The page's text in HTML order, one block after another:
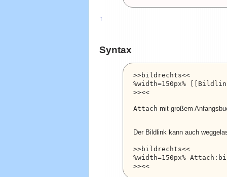
↑
Syntax
>>bildrechts<<
%width=150px%
>><<
Attach mit großem
Der Bildlink kann auch
>>bildrechts<<
%width=150px%
>><<